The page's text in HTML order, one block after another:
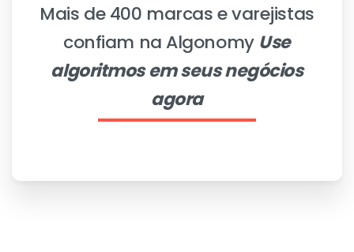
Mais de 400 marcas e varejistas
confiam na Algonomy Use
algoritmos em seus negócios
agora